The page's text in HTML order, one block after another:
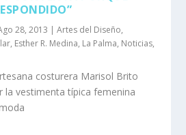
28, 2013 |Artes del Diseño,
, Esther R. Medina, La Palma, Noticias,
costurera Marisol Brito
la vestimenta típica femenina